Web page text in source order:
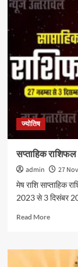
ज्योतिष
सप्ताहिक
admin 27
मेष राशि
2023 से 3 दिसंबर
Read More